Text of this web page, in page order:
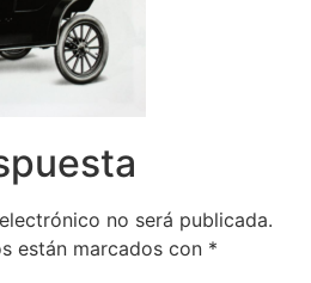
no será publicada.
están marcados con *